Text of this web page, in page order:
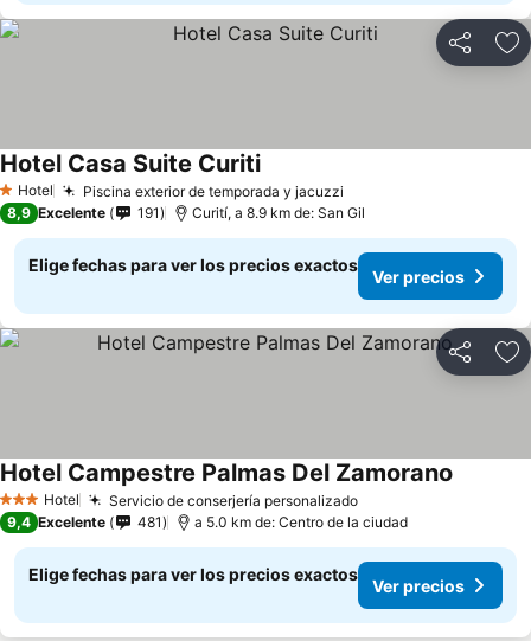
Compartir
1 Estrellas
Hotel Piscina exterior de temporada y jacuzzi
Hotel Casa Suite Curiti
8,9 Excelente 191 Curití, a 8.9 km de: San Gil
Elige fechas para ver los precios exactos
Ver precios
Compartir
3 Estrellas
Hotel Servicio de conserjería personalizado
Hotel Campestre Palmas Del Zamorano
9,4 Excelente 481 a 5.0 km de: Centro de la ciudad
Elige fechas para ver los precios exactos
Ver precios